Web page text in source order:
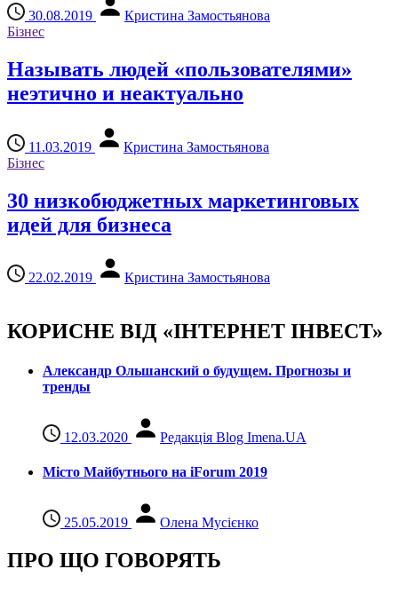
30.08.2019
Кристина Замостьянова
Бізнес
Называть людей «пользователями»
неэтично и неактуально
11.03.2019
Кристина Замостьянова
Бізнес
30 низкобюджетных маркетинговых
идей для бизнеса
22.02.2019 Кристина Замостьянова
КОРИСНЕ ВІД «ІНТЕРНЕТ ІНВЕСТ»
Александр Ольшанский о будущем. Прогнозы и
тренды
12.03.2020 Редакція Blog Imena.UA
Місто Майбутнього на iForum 2019
25.05.2019 Олена Мусієнко
ПРО ЩО ГОВОРЯТЬ